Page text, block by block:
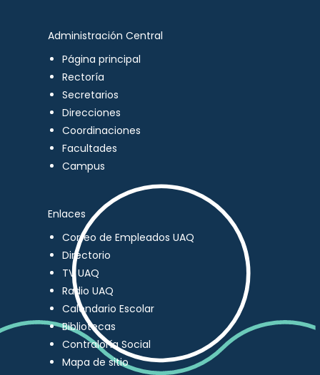
Administración Central
Página principal
Rectoría
Secretarios
Direcciones
Coordinaciones
Facultades
Campus
Enlaces
Correo de Empleados UAQ
Directorio
TV UAQ
Radio UAQ
Calendario Escolar
Bibliotecas
Contraloría Social
Mapa de sitio